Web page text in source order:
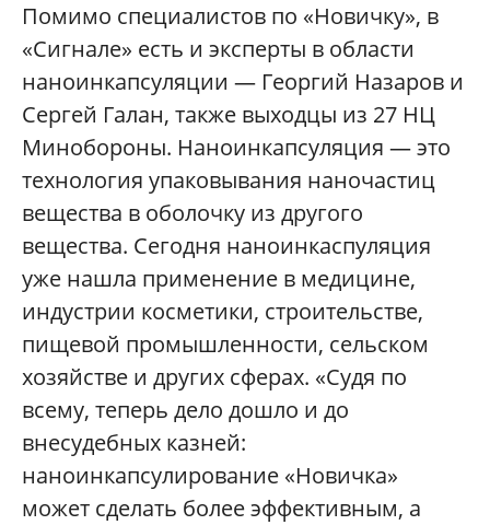
Помимо специалистов по «Новичку», в
«Сигнале» есть и эксперты в области
наноинкапсуляции — Георгий Назаров и
Сергей Галан, также выходцы из 27 НЦ
Минобороны. Наноинкапсуляция — это
технология упаковывания наночастиц
вещества в оболочку из другого
вещества. Сегодня наноинкаспуляция
уже нашла применение в медицине,
индустрии косметики, строительстве,
пищевой промышленности, сельском
хозяйстве и других сферах. «Судя по
всему, теперь дело дошло и до
внесудебных казней:
наноинкапсулирование «Новичка»
может сделать более эффективным, а